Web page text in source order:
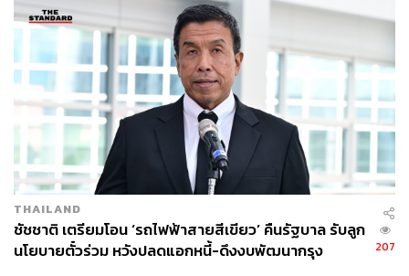
หรือจะเป็นอีกวิดีโอหนึ่งที่มีการสอบถามและพูดคุยกับกลุ่มผู้
สูงอายุใน กทม. ว่าจะเลือกใครเป็นผู้ว่าฯ ซึ่งเป็นหัวข้อที่น่า
สนใจและไม่ค่อยได้เห็นบนพื้นที่สื่อมากนัก เพราะหลายๆ
สำนักจะเน้นไปที่ New Voter หรือคนรุ่นใหม่กันมากกว่า
ทำให้เราอาจไม่ค่อยได้เห็นมุมมองของผู้สูงอายุต่อการเลือก
ตั้งผู้ว่าฯ กทม. และหากมองดีๆ ผู้สูงอายุส่วนใหญ่เป็นผู้มีสิทธิ
เลือกตั้งกันมากกว่าหนุ่มสาวหรือคนรุ่นใหม่ที่หลายคนอาจจะ
เข้ามาทำงานในกรุงเทพฯ ไม่ได้มีทะเบียนบ้านที่กรุงเทพฯ
หรืออยู่ในจังหวัดใกล้เคียงอย่างนนทบุรี สมุทรปราการ
เป็นต้น
THAILAND
ชัชชาติ เตรียมโอน ‘รถไฟฟ้าสายสีเขียว’ คืนรัฐบาล รับลูก
นโยบายตั๋วร่วม หวังปลดแอกหนี้-ดึงงบพัฒนากรุง
207